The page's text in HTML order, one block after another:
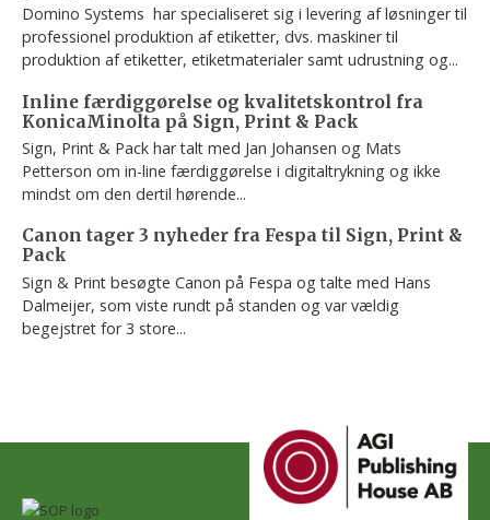
Domino Systems har specialiseret sig i levering af løsninger til
professionel produktion af etiketter, dvs. maskiner til
produktion af etiketter, etiketmaterialer samt udrustning og...
Inline færdiggørelse og kvalitetskontrol fra
KonicaMinolta på Sign, Print & Pack
Sign, Print & Pack har talt med Jan Johansen og Mats
Petterson om in-line færdiggørelse i digitaltrykning og ikke
mindst om den dertil hørende...
Canon tager 3 nyheder fra Fespa til Sign, Print &
Pack
Sign & Print besøgte Canon på Fespa og talte med Hans
Dalmeijer, som viste rundt på standen og var vældig
begejstret for 3 store...